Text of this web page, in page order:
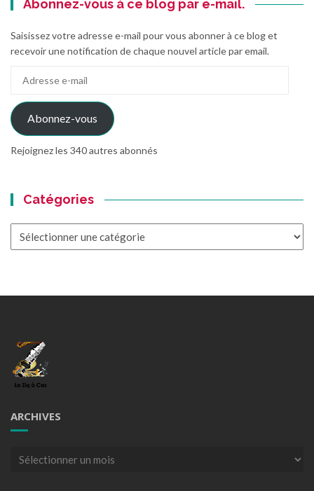
Abonnez-vous à ce blog par e-mail.
Saisissez votre adresse e-mail pour vous abonner à ce blog et
recevoir une notification de chaque nouvel article par email.
mail
Abonnez-vous
Rejoignez les 340 autres abonnés
Catégories
ARCHIVES
Archives